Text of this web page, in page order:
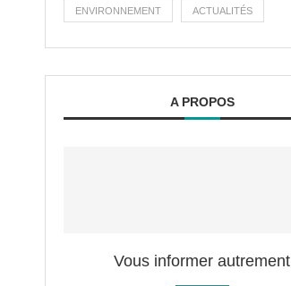
ENVIRONNEMENT ACTUALITÉS
A PROPOS
Vous informer autrement